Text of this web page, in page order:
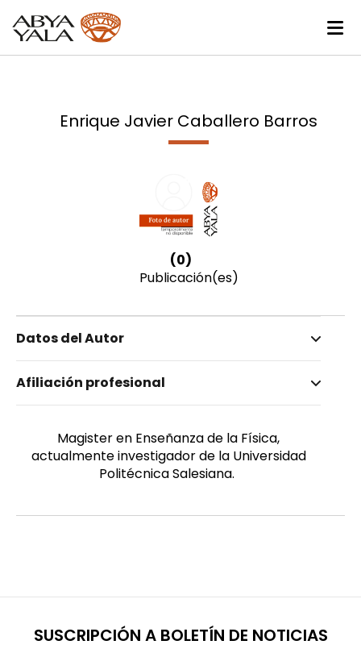
Enrique Javier Caballero Barros
(0)
Publicación(es)
Datos del Autor
Caballero Barros, Enrique Javier
Masculino
Afiliación profesional
Magister en Enseñanza de la Física,
actualmente investigador de la Universidad
Politécnica Salesiana.
SUSCRIPCIÓN A BOLETÍN DE NOTICIAS